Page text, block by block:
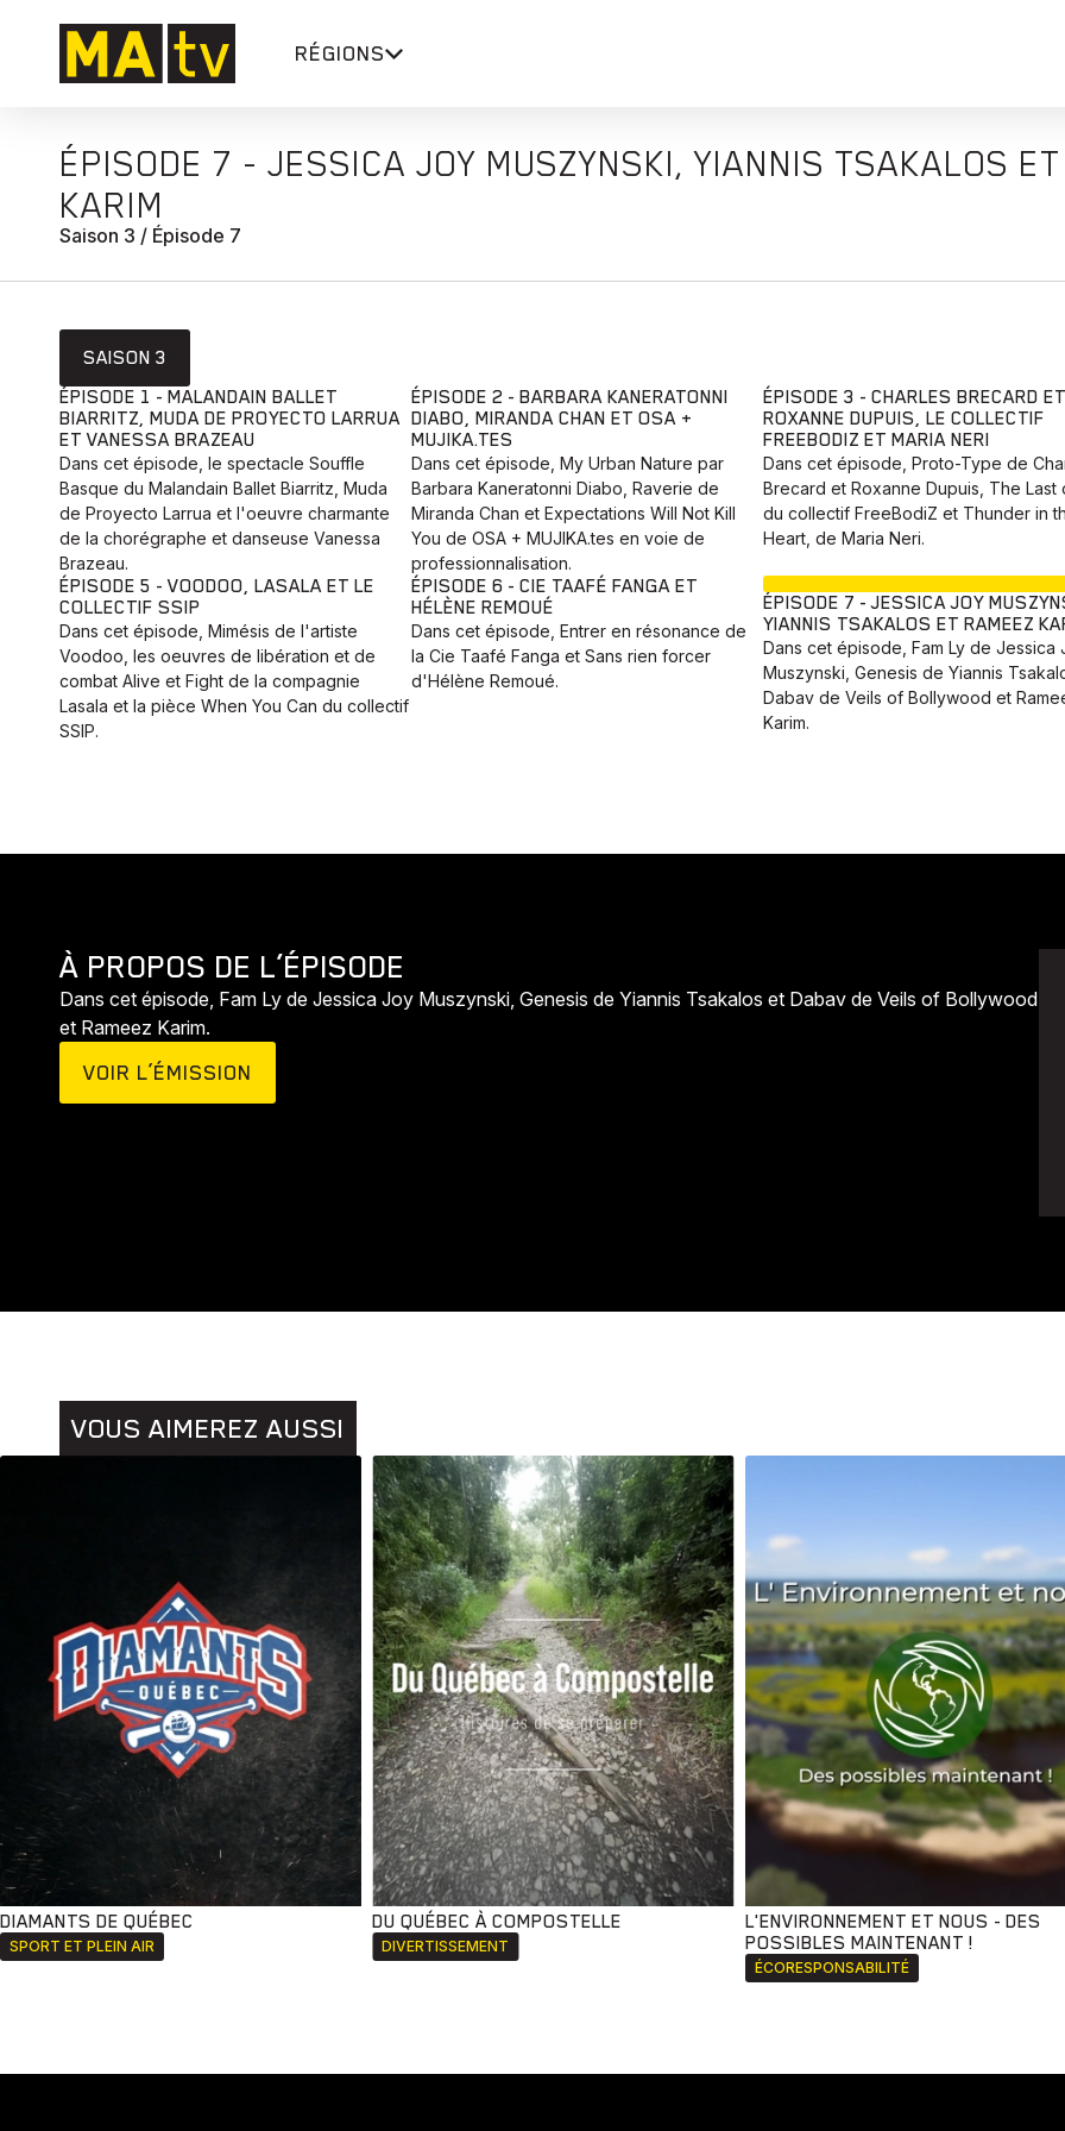
RÉGIONS
ÉPISODE 7 - JESSICA JOY MUSZYNSKI, YIANNIS TSAKALOS
KARIM
Saison 3 / Épisode 7
SAISON 3
ÉPISODE 1 - MALANDAIN BALLET
BIARRITZ, MUDA DE PROYECTO LARRUA
ET VANESSA BRAZEAU
Dans cet épisode, le spectacle Souffle
Basque du Malandain Ballet Biarritz, Muda
de Proyecto Larrua et l'oeuvre charmante
de la chorégraphe et danseuse Vanessa
Brazeau.
ÉPISODE 2 - BARBARA KANERATONNI
DIABO, MIRANDA CHAN ET OSA +
MUJIKA.TES
Dans cet épisode, My Urban Nature par
Barbara Kaneratonni Diabo, Raverie de
Miranda Chan et Expectations Will Not Kill
You de OSA + MUJIKA.tes en voie de
professionnalisation.
ÉPISODE 3 - CHARLES BRECARD ET
ROXANNE DUPUIS, LE COLLECTIF
FREEBODIZ ET MARIA NERI
Dans cet épisode, Proto-Type de
Brecard et Roxanne Dupuis, The Last
du collectif FreeBodiZ et Thunder in
Heart, de Maria Neri.
ÉPISODE 5 - VOODOO, LASALA ET LE
COLLECTIF SSIP
Dans cet épisode, Mimésis de l'artiste
Voodoo, les oeuvres de libération et de
combat Alive et Fight de la compagnie
Lasala et la pièce When You Can du collectif
SSIP.
ÉPISODE 6 - CIE TAAFÉ FANGA ET
HÉLÈNE REMOUÉ
Dans cet épisode, Entrer en résonance de
la Cie Taafé Fanga et Sans rien forcer
d'Hélène Remoué.
ÉPISODE 7 - JESSICA JOY
YIANNIS TSAKALOS ET RAMEEZ
Dans cet épisode, Fam Ly de Jessica
Muszynski, Genesis de Yiannis
Dabav de Veils of Bollywood et
Karim.
À PROPOS DE L’ÉPISODE
Dans cet épisode, Fam Ly de Jessica Joy Muszynski, Genesis de Yiannis Tsakalos et Dabav de Veils of Bollywood
et Rameez Karim.
VOIR L’ÉMISSION
VOUS AIMEREZ AUSSI
DIAMANTS DE QUÉBEC
SPORT ET PLEIN AIR
DU QUÉBEC À COMPOSTELLE
DIVERTISSEMENT
L'ENVIRONNEMENT ET NOUS - DES
POSSIBLES MAINTENANT !
ÉCORESPONSABILITÉ